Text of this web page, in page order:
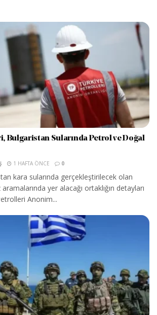
Bulgaristan Sularında Petrol ve Doğal
1 HAFTA ÖNCE 0
kara sularında gerçekleştirilecek olan
yer alacağı ortaklığın detayları
Anonim...